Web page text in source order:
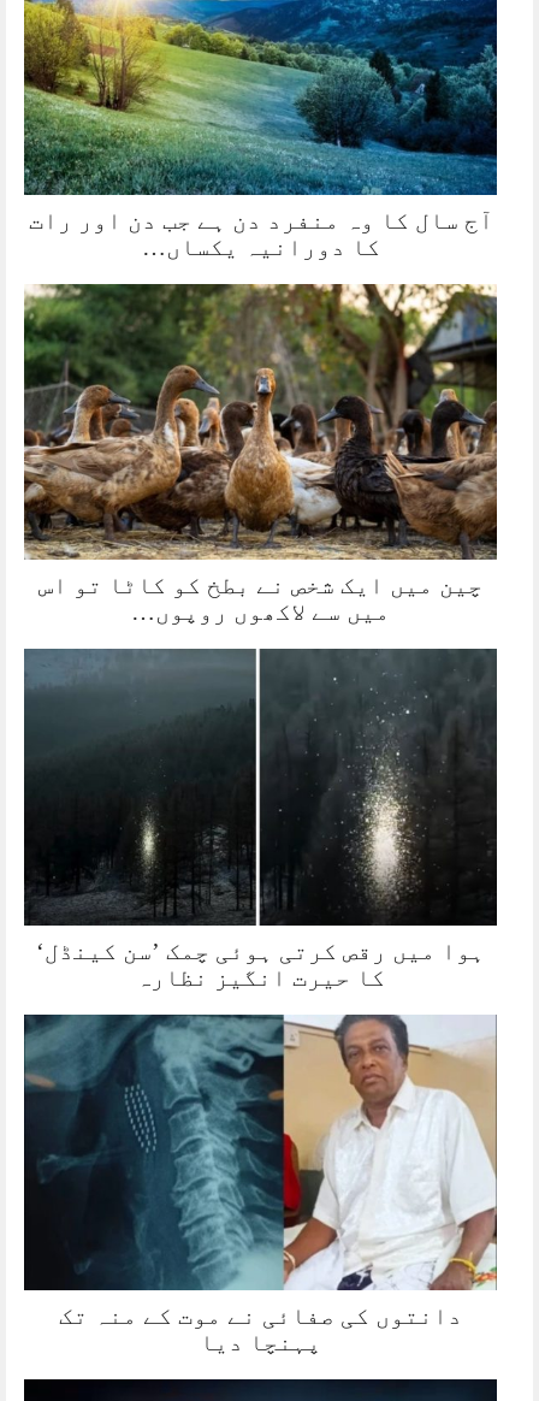
آج سال کا وہ منفرد دن ہے جب دن اور رات
کا دورانیہ یکساں…
چین میں ایک شخص نے بطخ کو کاٹا تو اس
میں سے لاکھوں روپوں…
ہوا میں رقص کرتی ہوئی چمک ’سن کینڈل‘
کا حیرت انگیز نظارہ
دانتوں کی صفائی نے موت کے منہ تک
پہنچا دیا